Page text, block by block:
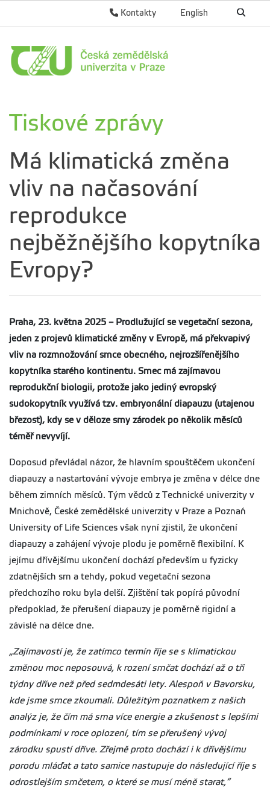
English
Kontakty
Tiskové zprávy
Má klimatická změna
vliv na načasování
reprodukce
nejběžnějšího kopytníka
Evropy?
Praha, 23. května 2025 – Prodlužující se vegetační sezona,
jeden z projevů klimatické změny v Evropě, má překvapivý
vliv na rozmnožování srnce obecného, nejrozšířenějšího
kopytníka starého kontinentu. Srnec má zajímavou
reprodukční biologii, protože jako jediný evropský
sudokopytník využívá tzv. embryonální diapauzu (utajenou
březost), kdy se v děloze srny zárodek po několik měsíců
téměř nevyvíjí.
Doposud převládal názor, že hlavním spouštěčem ukončení
diapauzy a nastartování vývoje embrya je změna v délce dne
během zimních měsíců. Tým vědců z Technické univerzity v
Mnichově, České zemědělské univerzity v Praze a Poznań
University of Life Sciences však nyní zjistil, že ukončení
diapauzy a zahájení vývoje plodu je poměrně flexibilní. K
jejímu dřívějšímu ukončení dochází především u fyzicky
zdatnějších srn a tehdy, pokud vegetační sezona
předchozího roku byla delší. Zjištění tak popírá původní
předpoklad, že přerušení diapauzy je poměrně rigidní a
závislé na délce dne.
„Zajímavostí je, že zatímco termín říje se s klimatickou
změnou moc neposouvá, k rození srnčat dochází až o tři
týdny dříve než před sedmdesáti lety. Alespoň v Bavorsku,
kde jsme srnce zkoumali. Důležitým poznatkem z našich
analýz je, že čím má srna více energie a zkušenost s lepšími
podmínkami v roce oplození, tím se přerušený vývoj
zárodku spustí dříve. Zřejmě proto dochází i k dřívějšímu
porodu mláďat a tato samice nastupuje do následující říje s
odrostlejším srnčetem, o které se musí méně starat,“